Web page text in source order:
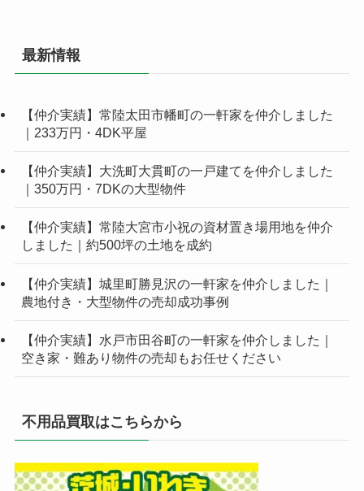
最新情報
【仲介実績】常陸太田市幡町の一軒家を仲介しました
｜233万円・4DK平屋
【仲介実績】大洗町大貫町の一戸建てを仲介しました
｜350万円・7DKの大型物件
【仲介実績】常陸大宮市小祝の資材置き場用地を仲介
しました｜約500坪の土地を成約
【仲介実績】城里町勝見沢の一軒家を仲介しました｜
農地付き・大型物件の売却成功事例
【仲介実績】水戸市田谷町の一軒家を仲介しました｜
空き家・難あり物件の売却もお任せください
不用品買取はこちらから